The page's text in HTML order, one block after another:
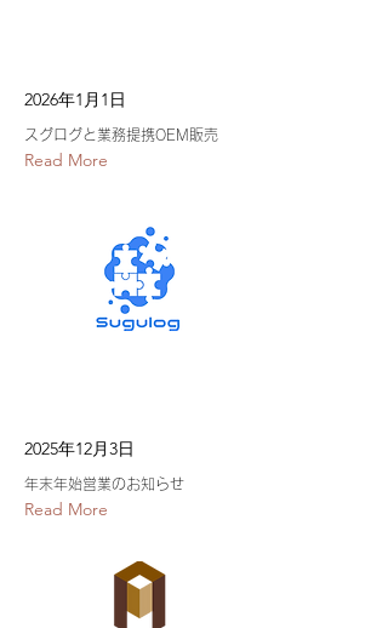
2026年1月1日
スグログと業務提携OEM販売
Read More
2025年12月3日
年末年始営業のお知らせ
Read More